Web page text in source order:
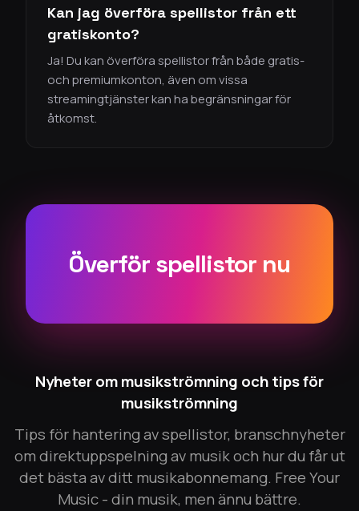
Kan jag överföra spellistor från ett
gratiskonto?
Ja! Du kan överföra spellistor från både gratis-
och premiumkonton, även om vissa
streamingtjänster kan ha begränsningar för
åtkomst.
Överför spellistor nu
Nyheter om musikströmning och tips för
musikströmning
Tips för hantering av spellistor, branschnyheter
om direktuppspelning av musik och hur du får ut
det bästa av ditt musikabonnemang. Free Your
Music - din musik, men ännu bättre.